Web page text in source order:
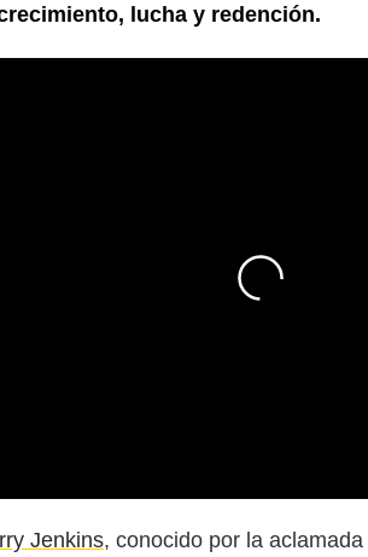
lucha y redención.
Jenkins, conocido por la aclamada